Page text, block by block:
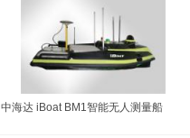
中海达 iBoat BM1智能无人测量船